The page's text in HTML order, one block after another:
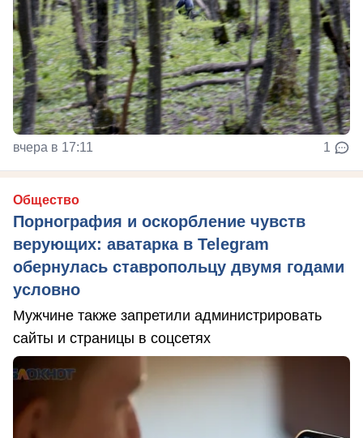
вчера в 17:11 1
Общество
Порнография и оскорбление чувств
верующих: аватарка в Telegram
обернулась ставропольцу двумя годами
условно
Мужчине также запретили администрировать
сайты и страницы в соцсетях